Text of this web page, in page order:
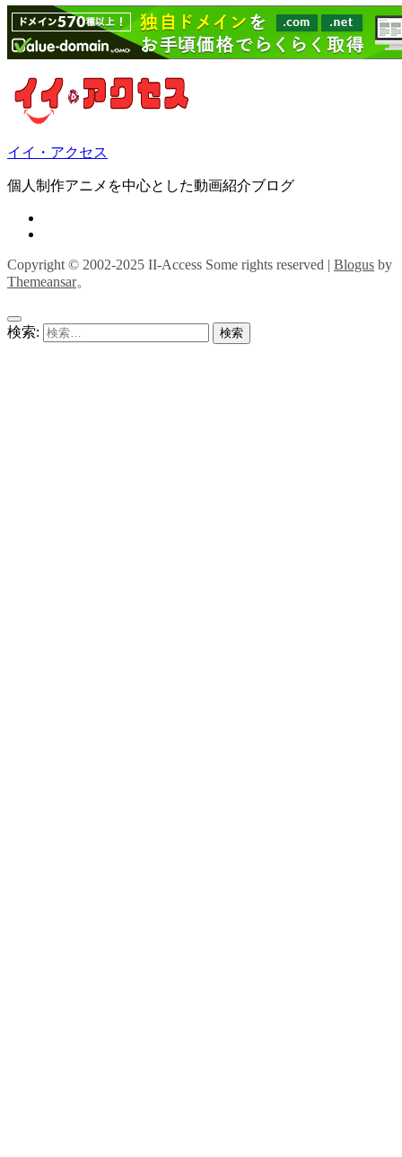
イイ・アクセス
個人制作アニメを中心とした動画紹介ブログ
Copyright © 2002-2025 II-Access Some rights reserved | Blogus by
Themeansar。
検索: